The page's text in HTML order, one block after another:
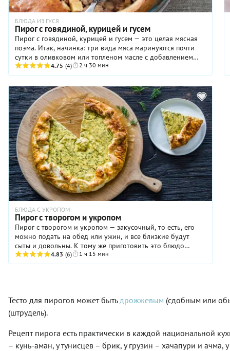
БЛЮДА ИЗ ГУСЯ
Пирог с говядиной, курицей и гусем
Пирог с говядиной, курицей и гусем — это целая мясная
поэма. Итак, начинка: три вида мяса маринуются почти
сутки в оливковом или топленом масле с добавлением
зиры. Потом к мясу добавляется нарезанный кубиками
сырой картофель и обжаренный до золотистости лук. В
таком виде начинка и «прячется» в тесто. Пара часов в
духовке — и у вас на столе сытный пирог, верхняя
корочка которого аппетитно хрустит, а нижняя — радует
сочностью. Пропитанная мясными соками, она так вкусна,
что кажется, ради нее все и затевалось. Пирог с разными
видами мяса, безусловно, не для будничного ужина, а для
праздничного застолья, когда хочется удивить гостей и
накормить всех досыта.
4.75 (4) 2 ч 30 мин
БЛЮДА С УКРОПОМ
Пирог с творогом и укропом
Пирог с творогом и укропом — закусочный, то есть, его
можно подать на обед или ужин, и все близкие будут
сыты и довольны. К тому же приготовить это блюдо
можно, что называется, между делом, воспользовавшись
таким благом современной жизни, как готовое тесто.
творога. Как ни банально, из некачественного, с
растительными жирами в составе продукта, вкусного
пирога с нежной начинкой, увы, не получится. Так что
покупайте хороший творожок и приступайте к готовке.
Все подробности вы найдете в нашем рецепте.
4.83 (6) 1 ч 15 мин
Тесто для пирогов может быть дрожжевым (сдобным или
(штрудель).
Рецепт пирога есть практически в каждой национальной
– кунь-аман, у тунисцев – брик, у грузин – хачапури и